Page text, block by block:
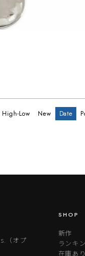
High-Low New Date
（オプ
SHOP
新作
ランキ
在庫あ